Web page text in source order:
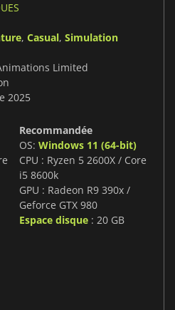
, Casual, Simulation
Limited
2025
Recommandée
OS: Windows 11 (64-bit)
CPU : Ryzen 5 2600X / Core
i5 8600k
GPU : Radeon R9 390x /
Geforce GTX 980
Espace disque : 20 GB